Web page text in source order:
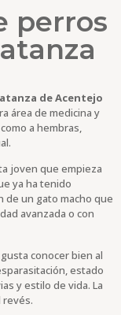
perros
de Acentejo
área de medicina y
a hembras,
joven que empieza
ya ha tenido
de un gato macho que
avanzada o con
conocer bien al
estado
y estilo de vida. La
revés.